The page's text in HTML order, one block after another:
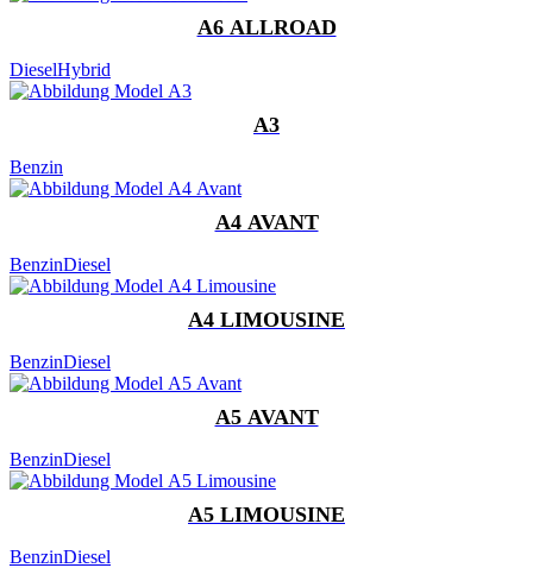
A6 ALLROAD
DieselHybrid
A3
Benzin
A4 AVANT
BenzinDiesel
A4 LIMOUSINE
BenzinDiesel
A5 AVANT
BenzinDiesel
A5 LIMOUSINE
BenzinDiesel